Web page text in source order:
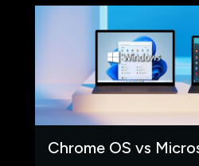
Chrome OS vs